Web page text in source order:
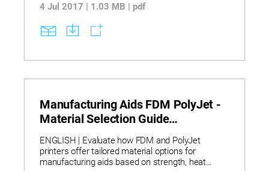
4 Jul 2017 | 1.03 MB | pdf
Manufacturing Aids FDM PolyJet -
Material Selection Guide
Infographic
ENGLISH | Evaluate how FDM and PolyJet
printers offer tailored material options for
manufacturing aids based on strength, heat